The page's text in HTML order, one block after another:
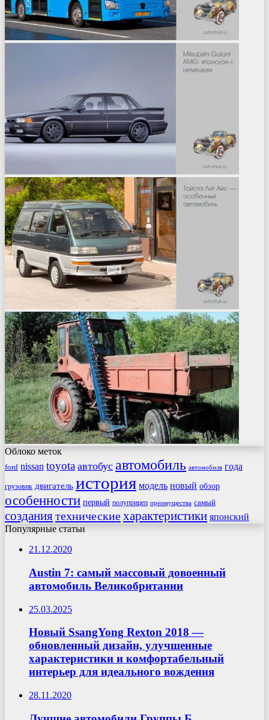
Облоко меток
ford nissan toyota автобус автомобиль автомобиля года
грузовик двигатель история модель новый обзор
особенности первый полуприцеп преимущества самый
созданиятехническиехарактеристики японский
Популярные статьи
21.12.2020
Austin 7: самый массовый довоенный
автомобиль Великобритании
25.03.2025
Новый SsangYong Rexton 2018 —
обновленный дизайн, улучшенные
характеристики и комфортабельный
интерьер для идеального вождения
28.11.2020